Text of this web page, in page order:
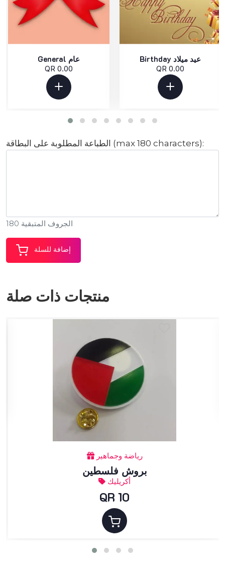
General عام
QR 0.00
Birthday عيد ميلاد
QR 0.00
الطباعة المطلوبة على البطاقة (max 180 characters):
الجروف المتبقية 180
إضافة للسلة
منتجات ذات صلة
رياضة وجماهير
بروش فلسطين
أكريليك
QR 10